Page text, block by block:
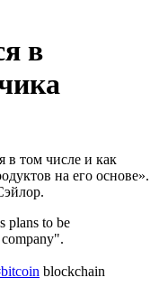
в
в том числе и как
на его основе».
plans to be
blockchain